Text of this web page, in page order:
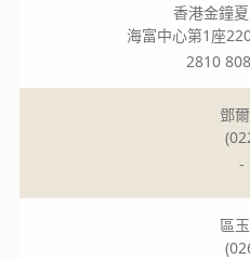
香港金鐘
海富中心第1座
2810
鄧
-
區